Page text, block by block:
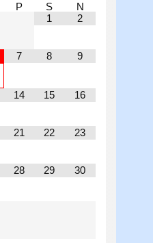
P S
N
1
2
7 8 9
14 15 16
21 22 23
28 29 30